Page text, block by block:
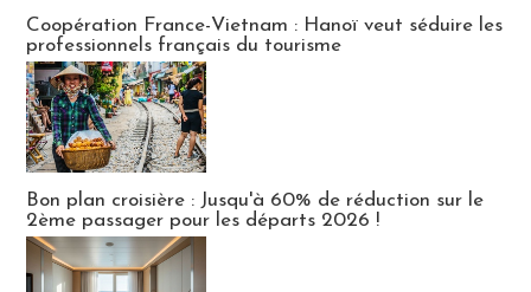
Coopération France-Vietnam : Hanoï veut séduire les
professionnels français du tourisme
Bon plan croisière : Jusqu'à 60% de réduction sur le
2ème passager pour les départs 2026 !